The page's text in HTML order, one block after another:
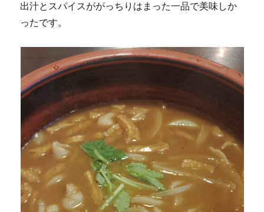
出汁とスパイスががっちりはまった一品で美味しか
ったです。